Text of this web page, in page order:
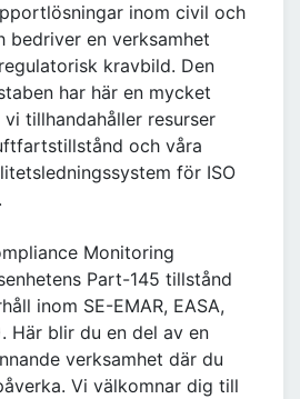
inom civil och
en verksamhet
kravbild. Den
har här en mycket
tillhandahåller resurser
och våra
för ISO
Monitoring
Part-145 tillstånd
inom SE-EMAR, EASA,
Här blir du en del av en
verksamhet där du
Vi välkomnar dig till